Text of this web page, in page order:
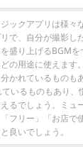
ックアプリは様々
で、自分が撮影し
盛り上げるBGM
の用途に使えます
かれているもの
いるものもあり
るでしょう。ミュ
フリー」「お店
良いでしょう。